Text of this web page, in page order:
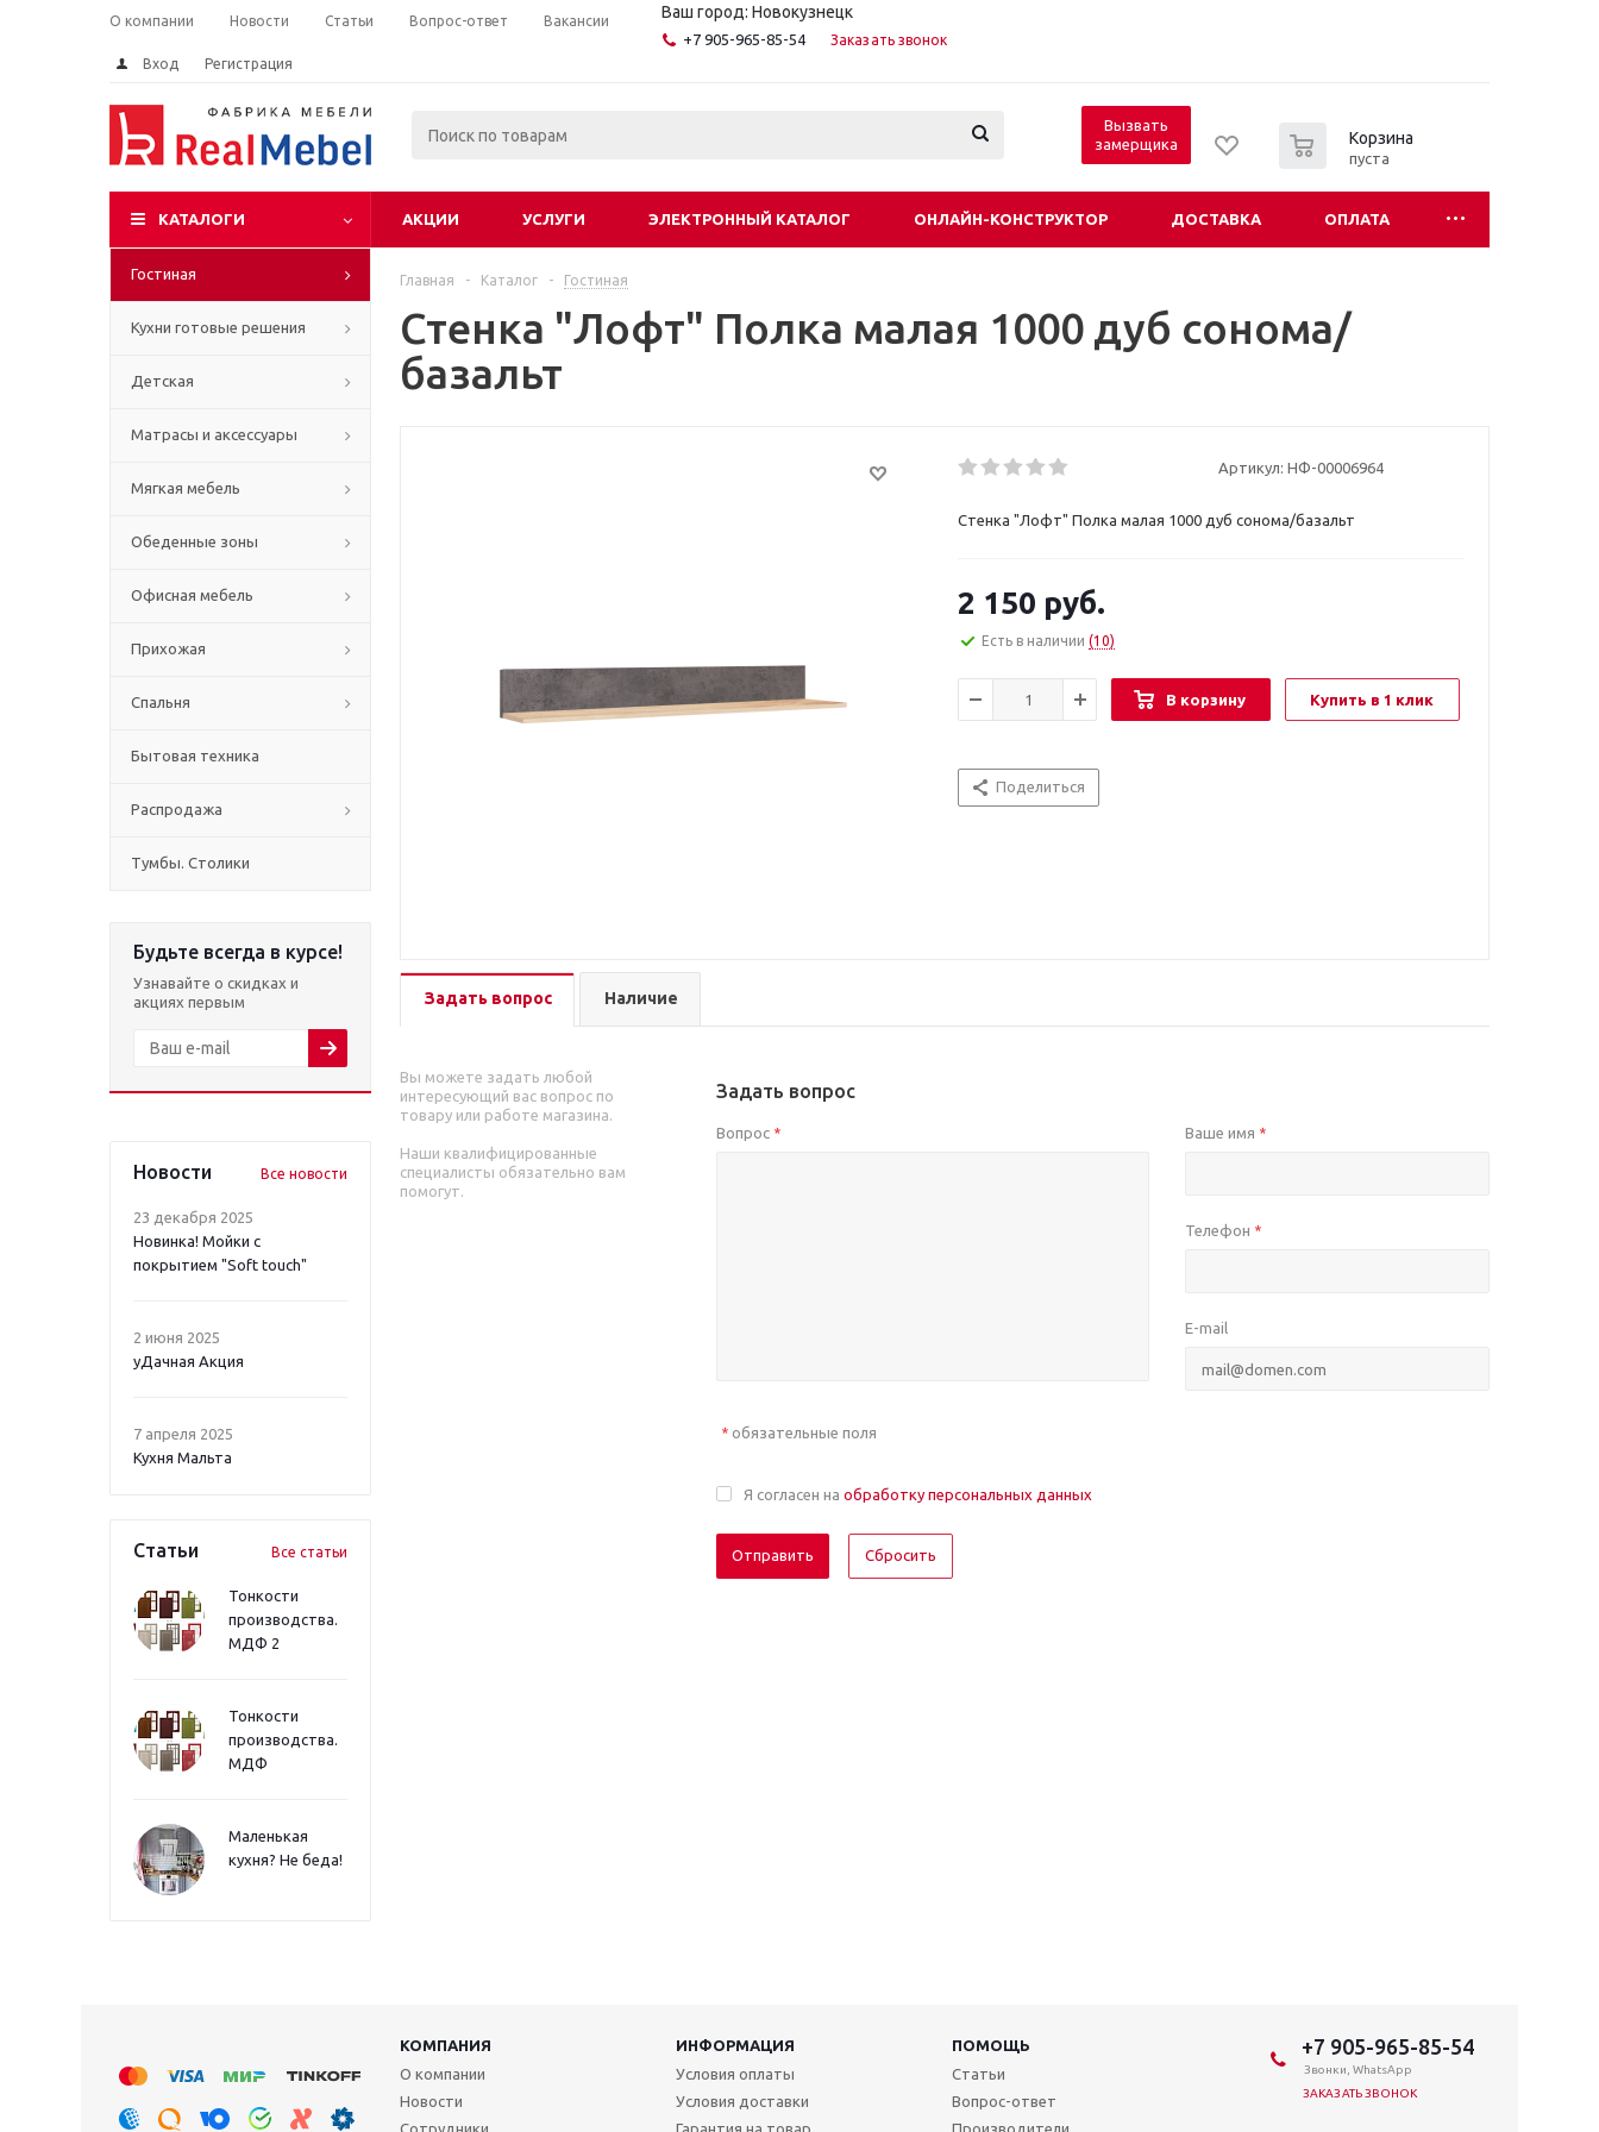
О компании Новости Статьи Вопрос-ответ Вакансии Ваш город: Новокузнецк
+7 905-965-85-54
Заказать звонок
Вход
Регистрация
Вызвать
замерщика
Корзина
пуста
КАТАЛОГИ АКЦИИ УСЛУГИ ЭЛЕКТРОННЫЙ КАТАЛОГ ОНЛАЙН-КОНСТРУКТОР ДОСТАВКА ОПЛАТА
Гостиная
Кухни готовые решения
Детская
Матрасы и аксессуары
Мягкая мебель
Обеденные зоны
Офисная мебель
Прихожая
Спальня
Бытовая техника
Распродажа
Тумбы. Столики
Будьте всегда в курсе!
Узнавайте о скидках и
акциях первым
Новости Все новости
23 декабря 2025
Новинка! Мойки с
покрытием "Soft touch"
2 июня 2025
уДачная Акция
7 апреля 2025
Кухня Мальта
Статьи Все статьи
Тонкости
производства.
МДФ 2
Тонкости
производства.
МДФ
Маленькая
кухня? Не беда!
Главная - Каталог - Гостиная
Стенка "Лофт" Полка малая 1000 дуб сонома/
базальт
Артикул: НФ-00006964
Стенка "Лофт" Полка малая 1000 дуб сонома/базальт
2 150 руб.
Есть в наличии (10)
В корзину Купить в 1 клик
Поделиться
Задать вопрос Наличие
Вы можете задать любой
интересующий вас вопрос по
товару или работе магазина.
Наши квалифицированные
специалисты обязательно вам
помогут.
Задать вопрос
Вопрос * Ваше имя *
Телефон *
E-mail
*обязательные поля
Я согласен на обработку персональных данных
Отправить Сбросить
КОМПАНИЯ ИНФОРМАЦИЯ
ПОМОЩЬ
О компании
Новости
Сотрудники
Условия оплаты
Условия доставки
Гарантия на товар
Статьи
Вопрос-ответ
Производители
+7 905-965-85-54
Звонки, WhatsApp
ЗАКАЗАТЬ ЗВОНОК